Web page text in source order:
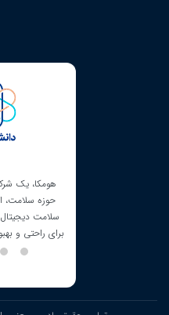
هومکا دارای
مجازی است
مالک هومکا و